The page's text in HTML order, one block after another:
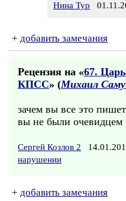
Нина Тур
+ добавить замечания
Рецензия на «67.
КПСС» (Михаил
зачем вы все это
вы не были очевидцем
Сергей Козлов 2
нарушении
+ добавить замечания